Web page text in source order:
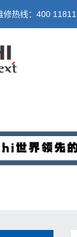
修热线：400